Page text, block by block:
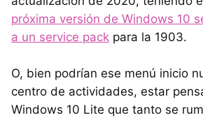
próxima versión de Windows 10
a un service pack para la 1903.
O, bien podrían ese menú inicio
centro de actividades, estar
Windows 10 Lite que tanto se